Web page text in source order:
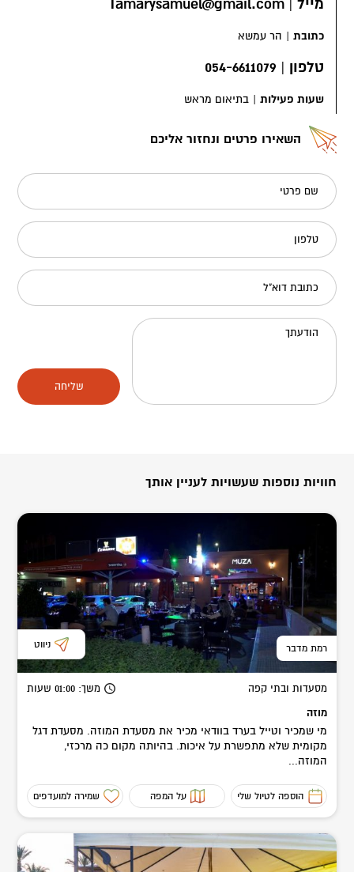
מייל Tamarysamuel@gmail.com
כתובת | הר עמשא
טלפון |
054-6611079
שעות פעילות | בתיאום מראש
השאירו פרטים ונחזור אליכם
שם פרטי
טלפון
כתובת דוא"ל
הודעתך
שליחה
חוויות נוספות שעשויות לעניין אותך
רמת מדבר ניווט
מסעדות ובתי קפה משך: 01:00 שעות
מוזה
מי שמכיר וטייל בערד בוודאי מכיר את מסעדת המוזה. מסעדת דגל
מקומית שלא מתפשרת על איכות. בהיותה מקום כה מרכזי,
המוזה...
הוספה לטיול שלי על המפה שמירה למועדפים